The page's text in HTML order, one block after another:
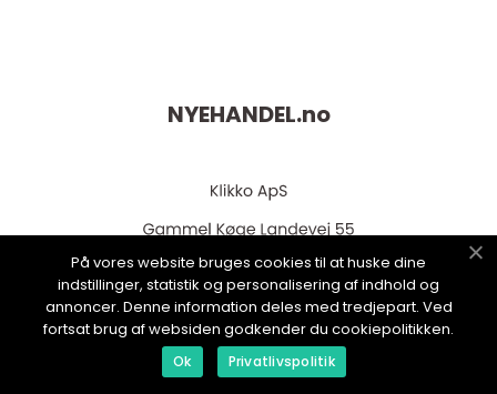
NYEHANDEL.no
web:www.klikko.dk
På vores website bruges cookies til at huske dine
indstillinger, statistik og personalisering af indhold og
annoncer. Denne information deles med tredjepart. Ved
fortsat brug af websiden godkender du cookiepolitikken.
Ok Privatlivspolitik